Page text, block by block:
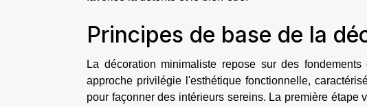
Principes de base de la
La décoration minimaliste repose sur des
approche privilégie l'esthétique fonctionnelle,
pour façonner des intérieurs sereins. La première étape